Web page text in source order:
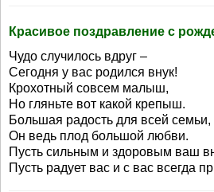
Красивое поздравление с
Чудо случилось вдруг –
Сегодня у вас родился внук!
Крохотный совсем малыш,
Но гляньте вот какой крепыш.
Большая радость для всей семьи,
Он ведь плод большой любви.
Пусть сильным и здоровым ваш
Пусть радует вас и с вас всегда